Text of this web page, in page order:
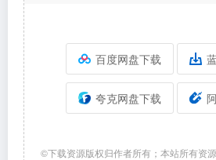
百度网盘下载
夸克网盘下载
©下载资源版权归作者所有；本站所有资